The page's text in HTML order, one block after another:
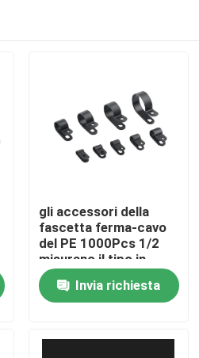
gli accessori della
fascetta ferma-cavo
del PE 1000Pcs 1/2
misurano il tipo in
pollici di plastica
morsetto della R della
clip
Invia richiesta